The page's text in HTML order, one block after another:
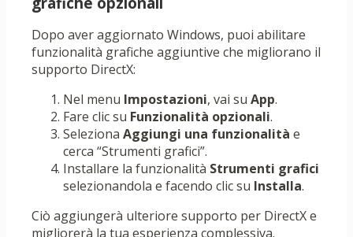
Dopo aver aggiornato Windows, puoi abilitare
funzionalità grafiche aggiuntive che migliorano il
supporto DirectX:
Nel menu Impostazioni, vai su App.
Fare clic su Funzionalità opzionali.
Seleziona Aggiungi una funzionalità e
cerca “Strumenti grafici”.
Installare la funzionalità Strumenti grafici
selezionandola e facendo clic su Installa.
Ciò aggiungerà ulteriore supporto per DirectX e
migliorerà la tua esperienza complessiva.